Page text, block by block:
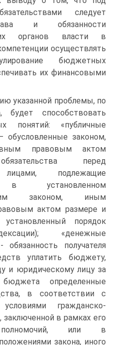
следует
и обязанности
органов власти в
осуществлять
бюджетных
их финансовыми
проблемы, по
будет способствовать
понятий: «публичные
обусловленные законом,
правовым актом
перед
подлежащие
в установленном
законом, иным
актом размере и
порядок
«денежные
обязанность получателя
уплатить бюджету,
и юридическому лицу за
определенные
в соответствии с
гражданско-
заключенной в рамках его
или в
закона, иного